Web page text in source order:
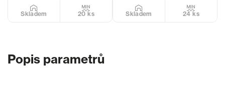
Skladem 20 ks Skladem 24 ks
Popis parametrů